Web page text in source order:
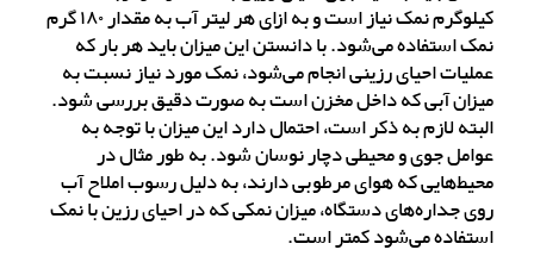
کیلوگرم نمک نیاز است و به ازای هر لیتر آب به مقدار ۱۸۰ گرم
نمک استفاده می‌شود. با دانستن این میزان باید هر بار که
عملیات احیای رزینی انجام می‌شود، نمک مورد نیاز نسبت به
میزان آبی که داخل مخزن است به صورت دقیق بررسی شود.
البته لازم به ذکر است، احتمال دارد این میزان با توجه به
عوامل جوی و محیطی دچار نوسان شود. به طور مثال در
محیط‌هایی که هوای مرطوبی دارند، به دلیل رسوب املاح آب
روی جداره‌های دستگاه، میزان نمکی که در احیای رزین با نمک
استفاده می‌شود کمتر است.